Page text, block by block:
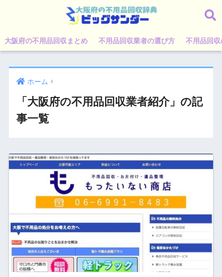
大阪府の不用品回収まとめ 不用品回収業者の選び方 不用品回
ホーム
「大阪府の不用品回収業者紹介」の記
事一覧